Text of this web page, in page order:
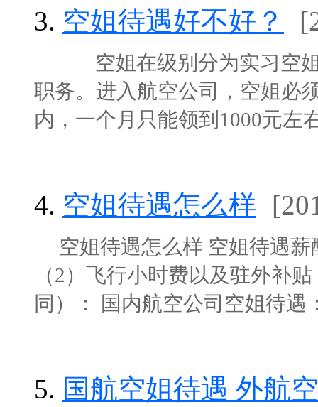
3. 空姐待遇好不好？
空姐在级别分为实习空姐
职务。进入航空公司，空姐必
内，一个月只能领到1000元左
4. 空姐待遇怎么样
空姐待遇怎么样 空姐待遇薪
（2）飞行小时费以及驻外补
同）： 国内航空公司空姐待遇
5. 国航空姐待遇 外航